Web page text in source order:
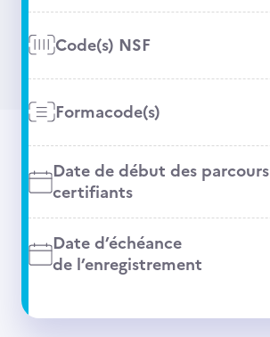
Code(s) NSF
Formacode(s)
Date de début des parcours
certifiants
Date d’échéance
de l’enregistrement